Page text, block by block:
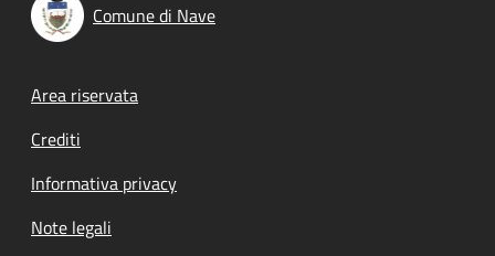
Comune di Nave
Footer menu
Area riservata
Crediti
Informativa privacy
Note legali